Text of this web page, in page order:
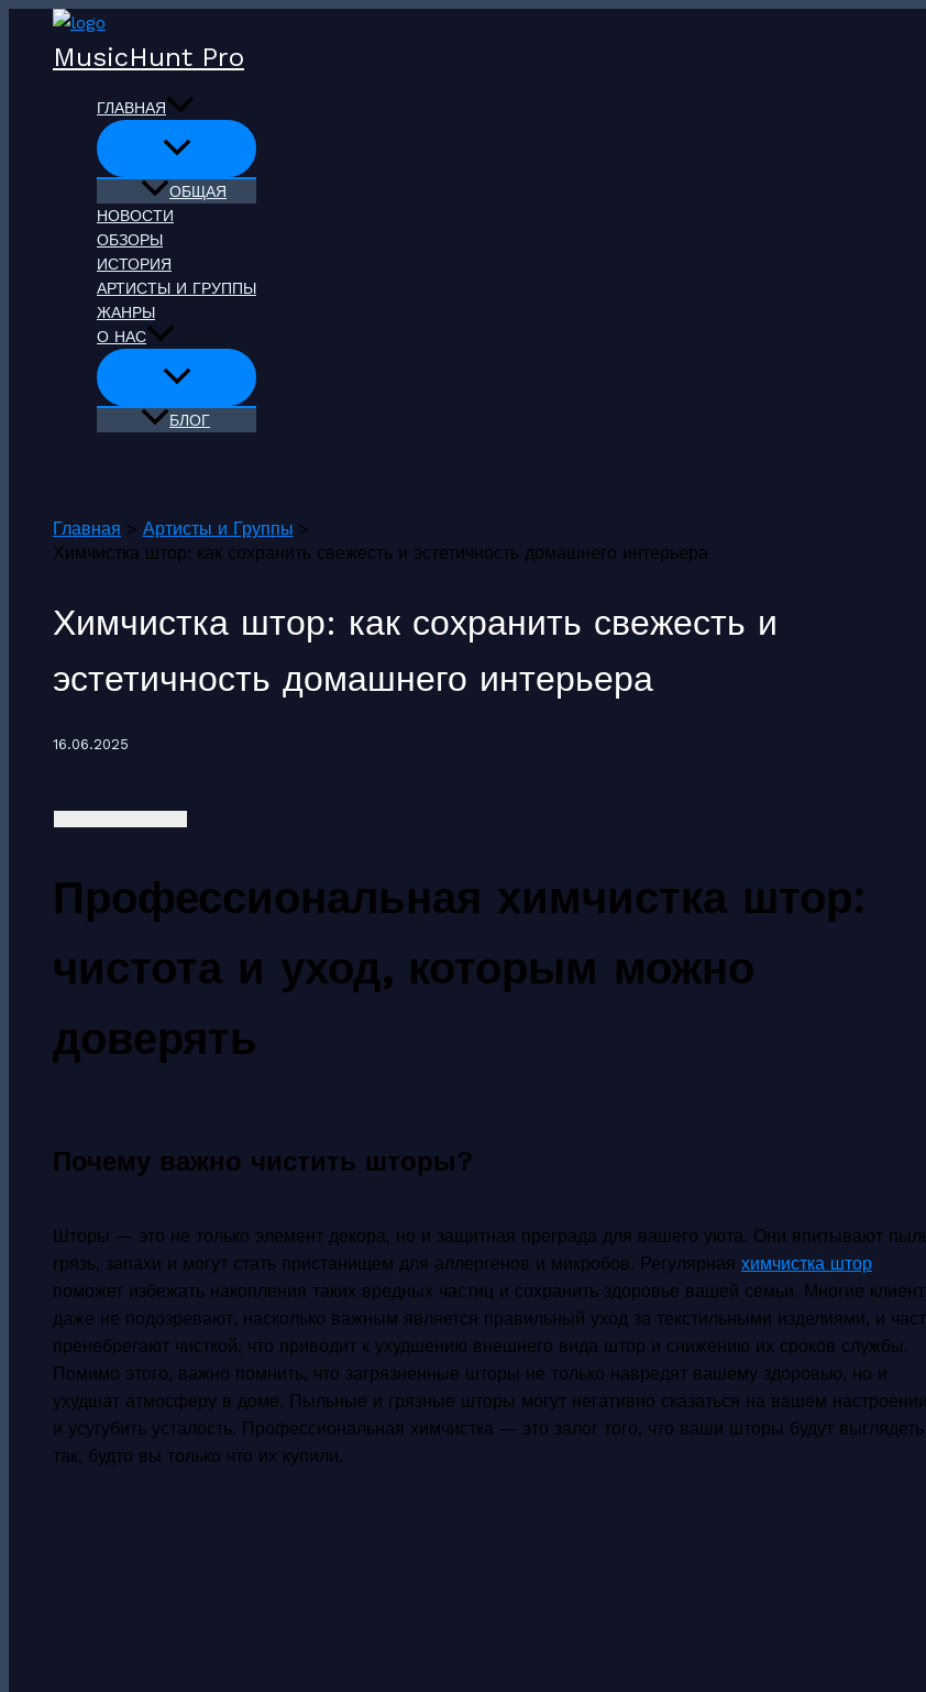
Перейти
содержимому
MusicHunt Pro
ГЛАВНАЯ
ОБЩАЯ
НОВОСТИ
ОБЗОРЫ
ИСТОРИЯ
АРТИСТЫ И ГРУППЫ
ЖАНРЫ
О НАС
БЛОГ
Главная
Артисты и Группы
Химчистка штор: как сохранить свежесть и эстетичность домашнего интерьера
Химчистка штор: как сохранить свежесть и
эстетичность домашнего интерьера
16.06.2025
Профессиональная химчистка штор:
чистота и уход, которым можно
доверять
Почему важно чистить шторы?
Шторы — это не только элемент декора, но и защитная преграда для вашего уюта. Они впитывают
грязь, запахи и могут стать пристанищем для аллергенов и микробов. Регулярная химчистка штор
поможет избежать накопления таких вредных частиц и сохранить здоровье вашей семьи. Многие
даже не подозревают, насколько важным является правильный уход за текстильными изделиями, и
пренебрегают чисткой, что приводит к ухудшению внешнего вида штор и снижению их сроков службы.
Помимо этого, важно помнить, что загрязненные шторы не только навредят вашему здоровью, но и
ухудшат атмосферу в доме. Пыльные и грязные шторы могут негативно сказаться на вашем настроении
и усугубить усталость. Профессиональная химчистка — это залог того, что ваши шторы будут выглядеть
так, будто вы только что их купили.